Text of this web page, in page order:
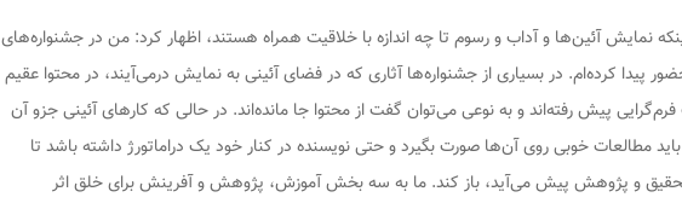
نمایش آئین‌ها و آداب و رسوم تا چه اندازه با خلاقیت همراه هستند، اظهار کرد: من در جشنواره‌های
پیدا کرده‌ام. در بسیاری از جشنواره‌ها آثاری که در فضای آئینی به نمایش درمی‌آیند، در محتوا عقیم
پیش رفته‌اند و به نوعی می‌توان گفت از محتوا جا مانده‌اند. در حالی که کارهای آئینی جزو آن
مطالعات خوبی روی آن‌ها صورت بگیرد و حتی نویسنده در کنار خود یک دراماتورژ داشته باشد تا
و پژوهش پیش می‌آید، باز کند. ما به سه بخش آموزش، پژوهش و آفرینش برای خلق اثر